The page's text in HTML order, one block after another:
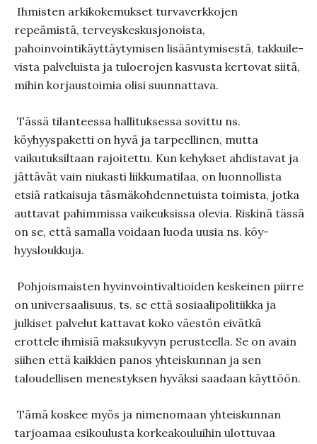
Ihmisten arkikokemukset turvaverkkojen
repeämistä, terveyskes­kusjonoista,
pahoinvointikäyttäytymisen lisääntymisestä, takkuile­
vista palveluista ja tuloerojen kasvusta kertovat siitä,
mihin korjaustoimia olisi suunnattava.
Tässä tilanteessa hallituksessa sovittu ns.
köyhyyspaketti on hyvä ja tarpeellinen, mutta
vaikutuksiltaan rajoitettu. Kun kehykset ahdistavat ja
jättävät vain niukasti liikkumatilaa, on luonnollista
etsiä ratkaisuja täsmäkohden­netuista toimista, jotka
auttavat pahimmissa vaikeuksissa olevia. Riskinä tässä
on se, että samalla voidaan luoda uusia ns. köy­
hyysloukkuja.
Pohjoismaisten hyvinvointivaltioiden keskeinen piirre
on univer­saalisuus, ts. se että sosiaalipolitiikka ja
julkiset palvelut kattavat koko väestön eivätkä
erottele ihmisiä maksukyvyn perus­teella. Se on avain
siihen että kaikkien panos yhteiskunnan ja sen
taloudellisen menestyksen hyväksi saadaan käyttöön.
Tämä koskee myös ja nimenomaan yhteiskunnan
tarjoamaa esikoulus­ta korkeakouluihin ulottuvaa